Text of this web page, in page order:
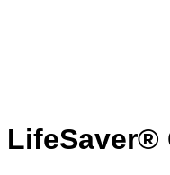
LifeSaver®